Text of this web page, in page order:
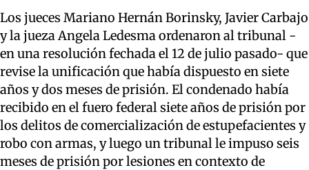
Los jueces Mariano Hernán Borinsky, Javier Carbajo
y la jueza Angela Ledesma ordenaron al tribunal -
en una resolución fechada el 12 de julio pasado- que
revise la unificación que había dispuesto en siete
años y dos meses de prisión. El condenado había
recibido en el fuero federal siete años de prisión por
los delitos de comercialización de estupefacientes y
robo con armas, y luego un tribunal le impuso seis
meses de prisión por lesiones en contexto de